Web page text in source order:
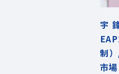
宇
制
市